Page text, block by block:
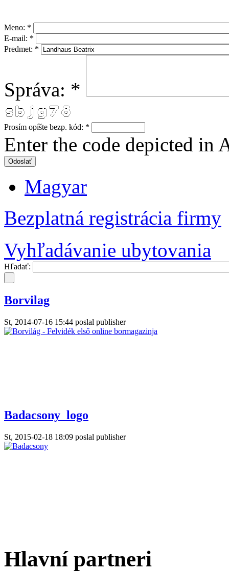
Meno: *
E-mail: *
Predmet: *
Správa: *
/ __| | '_ \    | |  / _` |    / /   / _ \
\__ \ | |_) |   | | | (_| |   / /   | (_) |
|___/ |_.__/   _/ |  \__, |  /_/     \___/
               |__/   |___/
Prosím opíšte bezp. kód: *
Enter the code depicted in
Magyar
Bezplatná registrácia firmy
Vyhľadávanie ubytovania
Hľadať:
Borvilag
St, 2014-07-16 15:44 poslal publisher
Badacsony_logo
St, 2015-02-18 18:09 poslal publisher
Hlavní partneri